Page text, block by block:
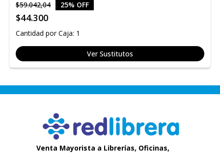
$59.042,04 25% OFF
$44.300
Cantidad por Caja: 1
Ver Sustitutos
Venta Mayorista a Librerías, Oficinas,